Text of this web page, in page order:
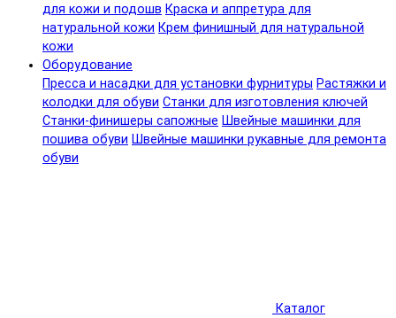
для кожи и подошв Краска и аппретура для
натуральной кожи Крем финишный для натуральной
кожи
Оборудование
Пресса и насадки для установки фурнитуры Растяжки и
колодки для обуви Станки для изготовления ключей
Станки-финишеры сапожные Швейные машинки для
пошива обуви Швейные машинки рукавные для ремонта
обуви
Каталог